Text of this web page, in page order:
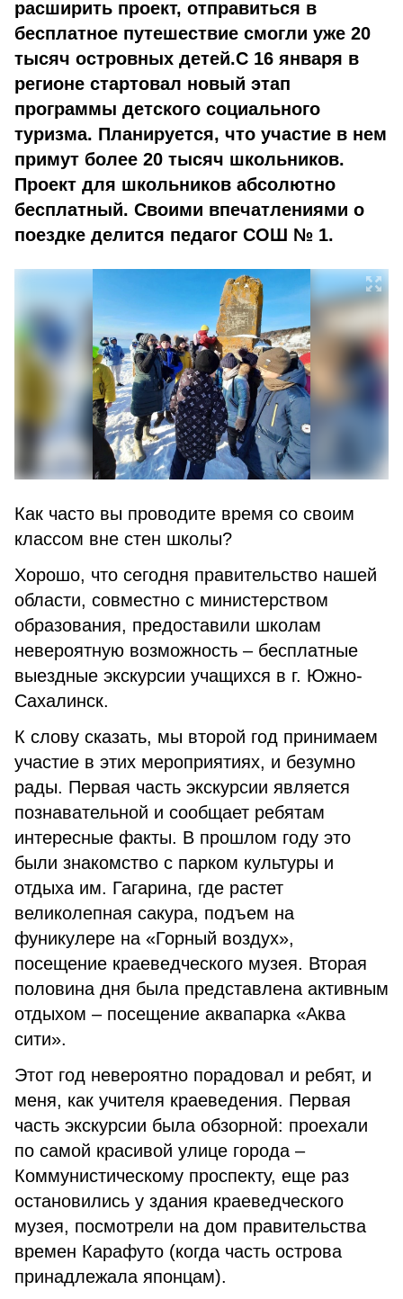
расширить проект, отправиться в
бесплатное путешествие смогли уже 20
тысяч островных детей.С 16 января в
регионе стартовал новый этап
программы детского социального
туризма. Планируется, что участие в нем
примут более 20 тысяч школьников.
Проект для школьников абсолютно
бесплатный. Своими впечатлениями о
поездке делится педагог СОШ № 1.
Как часто вы проводите время со своим
классом вне стен школы?
Хорошо, что сегодня правительство нашей
области, совместно с министерством
образования, предоставили школам
невероятную возможность – бесплатные
выездные экскурсии учащихся в г. Южно-
Сахалинск.
К слову сказать, мы второй год принимаем
участие в этих мероприятиях, и безумно
рады. Первая часть экскурсии является
познавательной и сообщает ребятам
интересные факты. В прошлом году это
были знакомство с парком культуры и
отдыха им. Гагарина, где растет
великолепная сакура, подъем на
фуникулере на «Горный воздух»,
посещение краеведческого музея. Вторая
половина дня была представлена активным
отдыхом – посещение аквапарка «Аква
сити».
Этот год невероятно порадовал и ребят, и
меня, как учителя краеведения. Первая
часть экскурсии была обзорной: проехали
по самой красивой улице города –
Коммунистическому проспекту, еще раз
остановились у здания краеведческого
музея, посмотрели на дом правительства
времен Карафуто (когда часть острова
принадлежала японцам).